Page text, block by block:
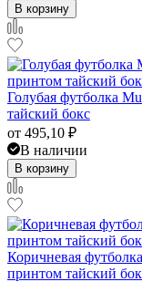
В корзину
Голубая футболка
тайский бокс
от 495,10 ₽
В наличии
В корзину
Коричневая
принтом тайский